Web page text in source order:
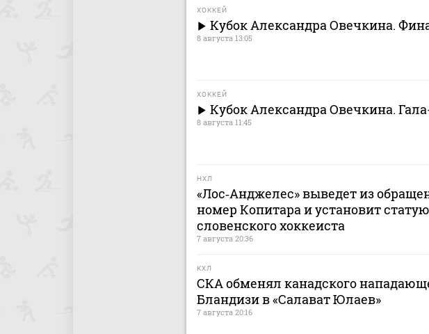
ХОККЕЙ
Кубок Александра Овечкина.
8 августа 13:05
ХОККЕЙ
Кубок Александра Овечкина.
8 августа 11:45
НХЛ
«Лос‑Анджелес» выведет из
номер Копитара и установит
словенского хоккеиста
7 августа 20:36
КХЛ
СКА обменял канадского
Бландизи в «Салават Юлаев»
7 августа 20:16